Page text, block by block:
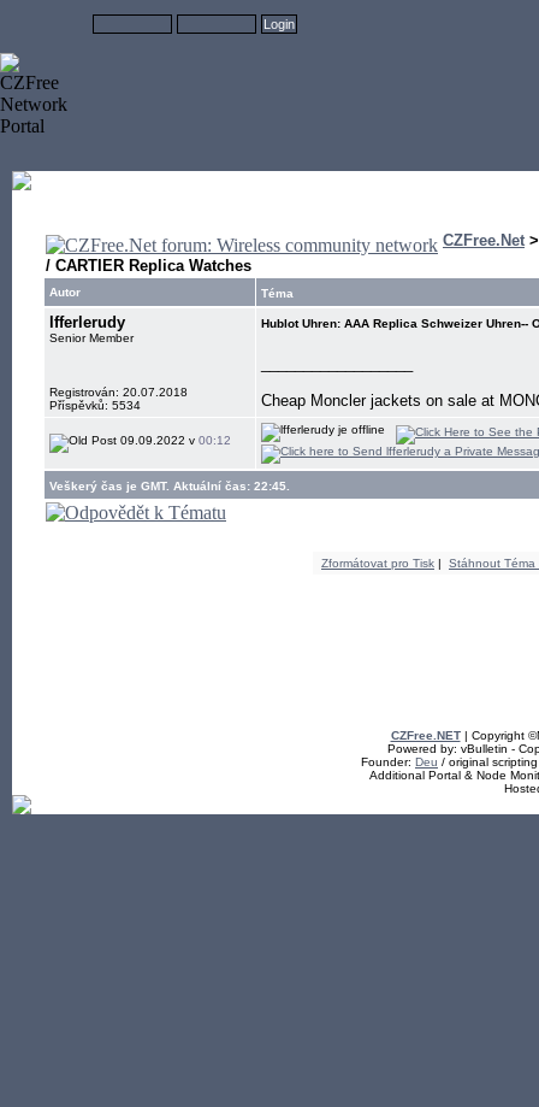
CZFree.Net
/ CARTIER Replica Watches
Autor Téma
lfferlerudy
Senior Member
Registrován: 20.07.2018
Příspěvků: 5534
Hublot Uhren: AAA Replica Schweizer Uhren--
Cheap Moncler jackets on sale at
09.09.2022 v 00:12
Veškerý čas je GMT. Aktuální čas: 22:45.
Zformátovat pro Tisk | Stáhnout Téma
CZFree.NET| Copyright
Powered by: vBulletin -
Founder: Deu / original
Additional Portal & Node